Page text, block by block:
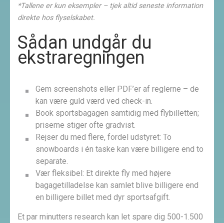
*Tallene er kun eksempler – tjek altid seneste information
direkte hos flyselskabet.
Sådan undgår du
ekstraregningen
Gem screenshots eller PDF’er af reglerne – de
kan være guld værd ved check-in.
Book sportsbagagen samtidig med flybilletten;
priserne stiger ofte gradvist.
Rejser du med flere, fordel udstyret: To
snowboards i én taske kan være billigere end to
separate.
Vær fleksibel: Et direkte fly med højere
bagagetilladelse kan samlet blive billigere end
en billigere billet med dyr sportsafgift.
Et par minutters research kan let spare dig 500-1.500